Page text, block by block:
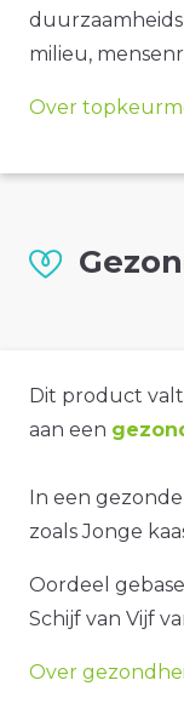
milieu,
Over
Dit product valt
aan een
In een
zoals Jonge
Oordeel
Schijf van Vijf
Over